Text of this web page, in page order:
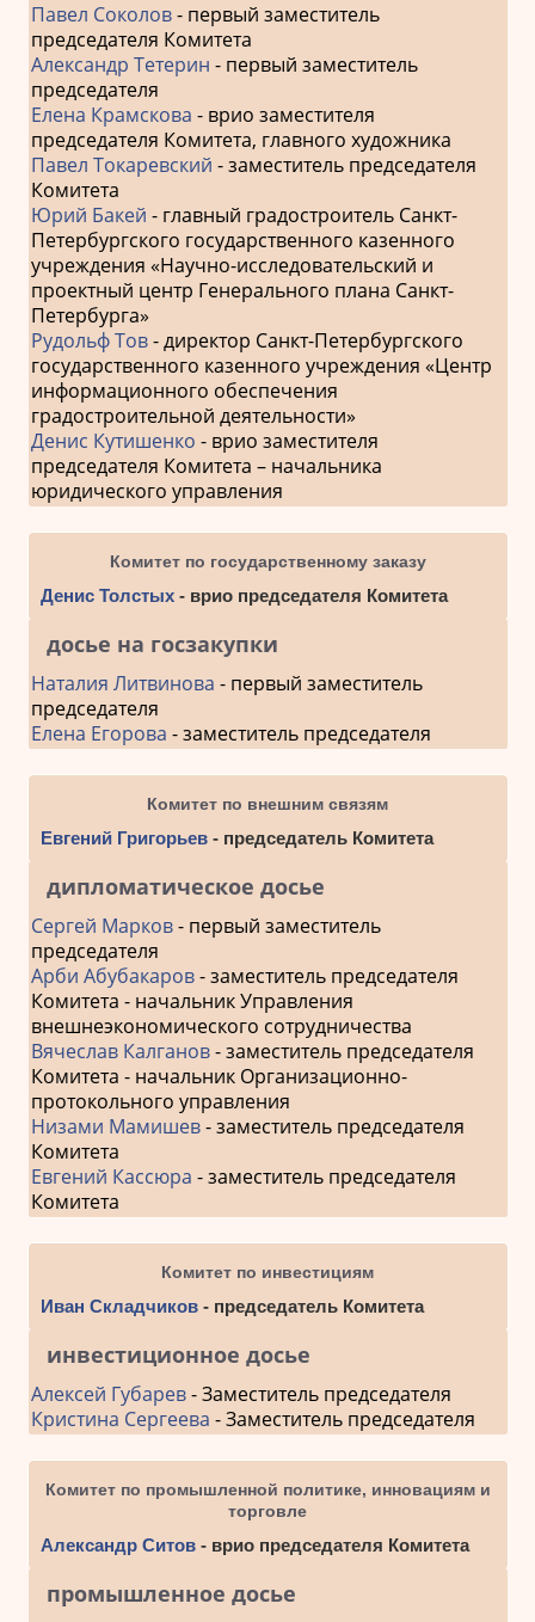
Павел Соколов- первый заместитель
председателя Комитета
Александр Тетерин - первый заместитель
председателя
Елена Крамскова - врио заместителя
председателя Комитета, главного художника
Павел Токаревский - заместитель председателя
Комитета
Юрий Бакей - главный градостроитель Санкт-
Петербургского государственного казенного
учреждения «Научно-исследовательский и
проектный центр Генерального плана Санкт-
Петербурга»
Рудольф Тов- директор Санкт-Петербургского
государственного казенного учреждения «Центр
информационного обеспечения
градостроительной деятельности»
Денис Кутишенко - врио заместителя
председателя Комитета – начальника
юридического управления
Комитет по государственному заказу
Денис Толстых- врио председателя Комитета
досье на госзакупки
Наталия Литвинова - первый заместитель
председателя
Елена Егорова - заместитель председателя
Комитет по внешним связям
Евгений Григорьев- председатель Комитета
дипломатическое досье
Сергей Марков- первый заместитель
председателя
Арби Абубакаров- заместитель председателя
Комитета - начальник Управления
внешнеэкономического сотрудничества
Вячеслав Калганов- заместитель председателя
Комитета - начальник Организационно-
протокольного управления
Низами Мамишев- заместитель председателя
Комитета
Евгений Кассюра - заместитель председателя
Комитета
Комитет по инвестициям
Иван Складчиков- председатель Комитета
инвестиционное досье
Алексей Губарев- Заместитель председателя
Кристина Сергеева - Заместитель председателя
Комитет по промышленной политике, инновациям и
торговле
Александр Ситов- врио председателя Комитета
промышленное досье